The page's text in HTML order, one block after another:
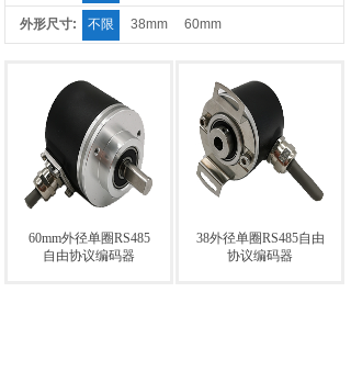
外形尺寸: 不限 38mm 60mm
60mm外径单圈RS485
自由协议编码器
38外径单圈RS485自由
协议编码器